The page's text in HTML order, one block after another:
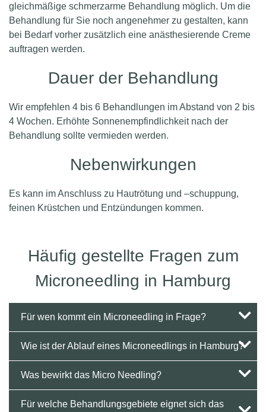
gleichmäßige schmerzarme Behandlung möglich. Um die
Behandlung für Sie noch an­ge­nehmer zu gestalten, kann
bei Bedarf vorher zusätzlich eine anästhesierende Creme
auftragen werden.
Dauer der Behandlung
Wir empfehlen 4 bis 6 Behandlungen im Abstand von 2 bis
4 Wochen. Erhöhte Son­nen­empfindlichkeit nach der
Behandlung sollte vermieden werden.
Nebenwirkungen
Es kann im Anschluss zu Hautrötung und –schuppung,
feinen Krüstchen und Entzündungen kommen.
Häufig gestellte Fragen zum
Microneedling in Hamburg
Für wen kommt ein Microneedling in Frage?
Wie ist der Ablauf eines Microneedlings in Hamburg?
Was bewirkt das Micro Needling?
Für welche Behandlungsgebiete eignet sich das